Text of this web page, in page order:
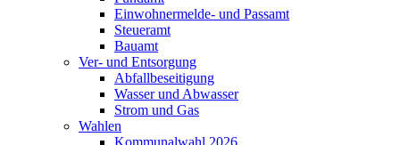
Einwohnermelde- und Passamt
Steueramt
Bauamt
Ver- und Entsorgung
Abfallbeseitigung
Wasser und Abwasser
Strom und Gas
Wahlen
Kommunalwahl 2026